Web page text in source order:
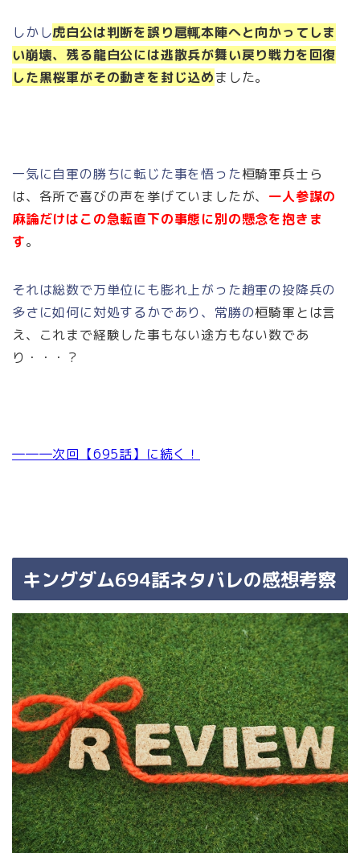
しかし虎白公は判断を誤り扈輒本陣へと向かってしま
い崩壊、残る龍白公には逃散兵が舞い戻り戦力を回復
した黒桜軍がその動きを封じ込めました。
一気に自軍の勝ちに転じた事を悟った桓騎軍兵士ら
は、各所で喜びの声を挙げていましたが、 一人参謀の
麻論だけはこの急転直下の事態に別の懸念を抱きま
す。
それは総数で万単位にも膨れ上がった趙軍の投降兵の
多さに如何に対処するかであり、常勝の桓騎軍とは言
え、これまで経験した事もない途方もない数であ
り・・・？
―――次回【695話】に続く！
キングダム694話ネタバレの感想考察